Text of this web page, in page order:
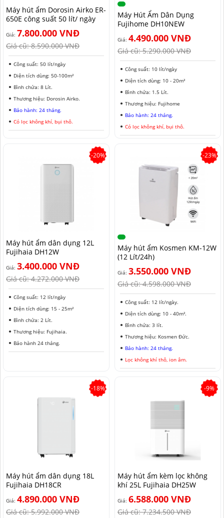
MÁY HÚT ẨM ROTOR
MÁY HÚT ẨM HARISON
MÁY HÚT ẨM FUJIHAIA
MÁY HÚT ẨM EDISON
MÁY LỌC KHÔNG KHÍ LG
MÁY LỌC KHÔNG KHÍ FUJIE
MÁY LỌC KHÔNG KHÍ HITACHI
MÁY LỌC KHÔNG KHÍ PANASONIC
MÁY LỌC KHÔNG KHÍ Ô TÔ
MÁY HÚT ẨM ROTOR
MÁY HÚT ẨM HARISON
MÁY HÚT ẨM FUJIHAIA
MÁY HÚT ẨM EDISON
TIN TỨC MÁY LẠNH DI ĐỘNG
TIN TỨC TỦ CHỐNG ẨM
TIN TỨC QUẠT ĐỐI LƯU
LONG AN
ĐỒNG NAI
SƠN LA
ĐỒNG THÁP
KHÁNH HÒA
QUẢNG NAM
ĐỒNG THÁP
HÀ NAM
KIÊN GIANG
LÂM ĐỒNG
HẢI PHÒNG
Máy hút ẩm Dorosin Airko ER-
650E công suất 50 lít/ ngày
Giá: 7.800.000 VNĐ
Giá cũ:8.590.000 VNĐ
Công suất: 50 lít/ngày
Diện tích dùng: 50-100m²
Bình chứa: 8 Lít.
Thương hiệu: Dorosin Airko.
Bảo hành: 24 tháng.
Có lọc không khí, bụi thô.
Máy Hút Ẩm Dân Dụng
Fujihome DH10NEW
Giá: 4.490.000 VNĐ
Giá cũ:5.290.000 VNĐ
Công suất: 10 lít/ngày
Diện tích dùng: 10 - 20m²
Bình chứa: 1.5 Lít.
Thương hiệu: Fujihome
Bảo hành: 24 tháng.
Có lọc không khí, bụi thô.
-20%
Máy hút ẩm dân dụng 12L
Fujihaia DH12W
Giá: 3.400.000 VNĐ
Giá cũ:4.272.000 VNĐ
Công suất: 12 lít/ngày
Diện tích dùng: 15 - 25m²
Bình chứa: 2 Lít.
Thương hiệu: Fujihaia.
Bảo hành 24 tháng.
-23%
Máy hút ẩm Kosmen KM-12W
(12 Lít/24h)
Giá: 3.550.000 VNĐ
Giá cũ:4.598.000 VNĐ
Công suất: 12 lít/ngày.
Diện tích dùng: 10 - 40m².
Bình chứa: 3 lít.
Thương hiệu: Kosmen Đức.
Bảo hành: 24 tháng.
Lọc không khí thô, ion âm.
-18%
Máy hút ẩm dân dụng 18L
Fujihaia DH18CR
Giá: 4.890.000 VNĐ
Giá cũ:5.992.000 VNĐ
-9%
Máy hút ẩm kèm lọc không
khí 25L Fujihaia DH25W
Giá: 6.588.000 VNĐ
Giá cũ:7.234.500 VNĐ